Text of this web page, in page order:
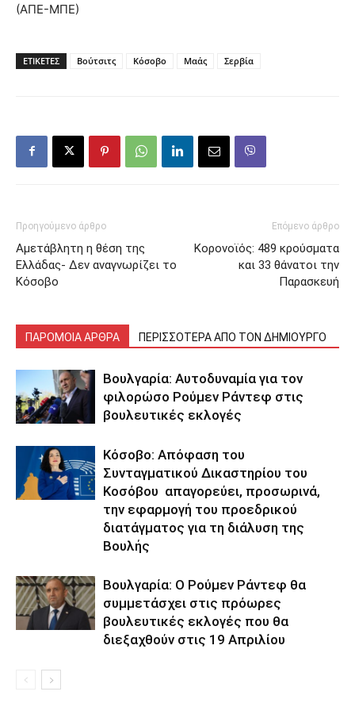
(ΑΠΕ-ΜΠΕ)
ΕΤΙΚΕΤΕΣ Βούτσιτς Κόσοβο Μαάς Σερβία
Προηγούμενο άρθρο
Αμετάβλητη η θέση της
Ελλάδας- Δεν αναγνωρίζει το
Κόσοβο
Επόμενο άρθρο
Κορονοϊός: 489 κρούσματα
και 33 θάνατοι την
Παρασκευή
ΠΑΡΟΜΟΙΑ ΑΡΘΡΑ ΠΕΡΙΣΣΟΤΕΡΑ ΑΠΟ ΤΟΝ ΔΗΜΙΟΥΡΓΟ
Βουλγαρία: Αυτοδυναμία για τον
φιλορώσο Ρούμεν Ράντεφ στις
βουλευτικές εκλογές
Κόσοβο: Απόφαση του
Συνταγματικού Δικαστηρίου του
Κοσόβου απαγορεύει, προσωρινά,
την εφαρμογή του προεδρικού
διατάγματος για τη διάλυση της
Βουλής
Βουλγαρία: Ο Ρούμεν Ράντεφ θα
συμμετάσχει στις πρόωρες
βουλευτικές εκλογές που θα
διεξαχθούν στις 19 Απριλίου